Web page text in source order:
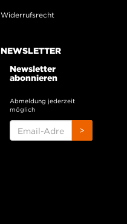
Widerrufsrecht
NEWSLETTER
Newsletter
abonnieren
Abmeldung jederzeit
möglich
ADRESSE
>